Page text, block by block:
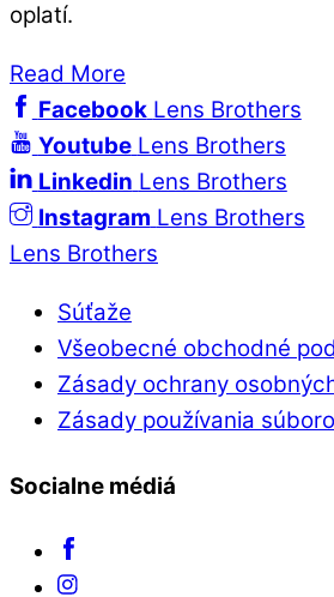
oplatí.
Read More
Facebook Lens Brothers
Youtube Lens Brothers
Linkedin Lens Brothers
Instagram Lens Brothers
Lens Brothers
Súťaže
Všeobecné obchodné
Zásady ochrany
Zásady používania
Socialne médiá